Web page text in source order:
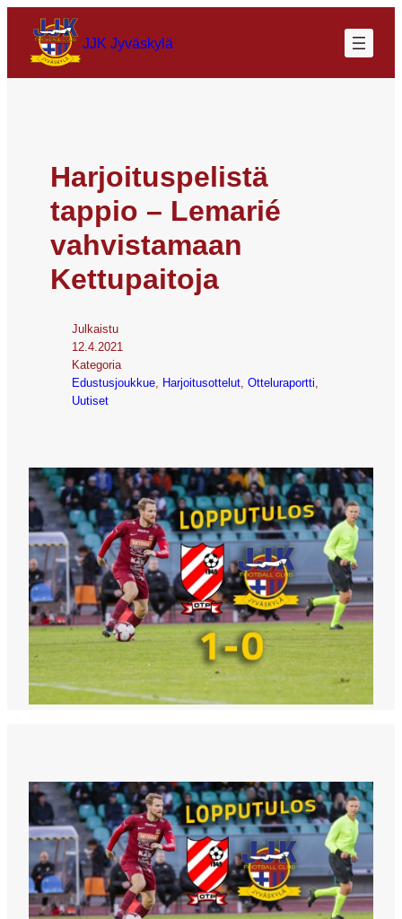
JJK Jyväskylä
Harjoituspelistä
tappio – Lemarié
vahvistamaan
Kettupaitoja
Julkaistu
12.4.2021
Kategoria
Edustusjoukkue Harjoitusottelut Otteluraportti
Uutiset